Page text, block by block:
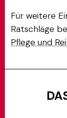
Für weitere
Ratschläge
Pflege und